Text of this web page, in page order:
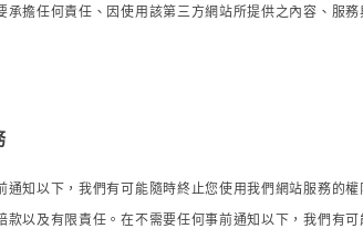
承擔任何責任、因使用該第三方網站所提供之內容、服
通知以下，我們有可能隨時終止您使用我們網站服務的
款以及有限責任。在不需要任何事前通知以下，我們有